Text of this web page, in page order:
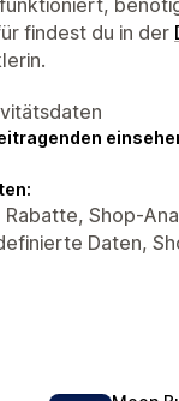
findest du in der
Shop-
Daten,